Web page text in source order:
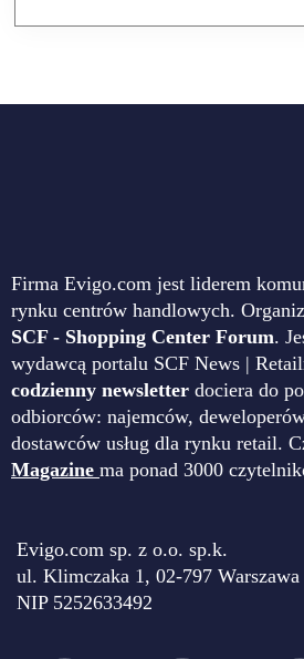
Firma Evigo.com jest liderem
rynku centrów handlowych.
SCF - Shopping Center Forum.
wydawcą portalu SCF News |
codzienny newsletter dociera do
odbiorców: najemców,
dostawców usług dla rynku retail.
Magazine ma ponad 3000
Evigo.com sp. z o.o. sp.k.
ul. Klimczaka 1, 02-797 Warszawa
NIP 5252633492